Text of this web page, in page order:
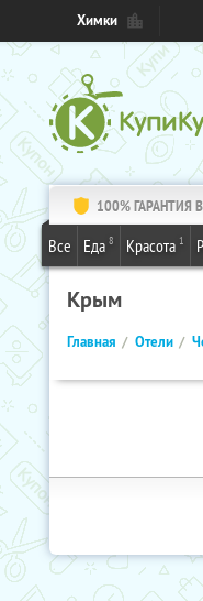
Химки
100% ГАРАНТИЯ
Все Еда 8 Красота 1
Крым
Главная Отели